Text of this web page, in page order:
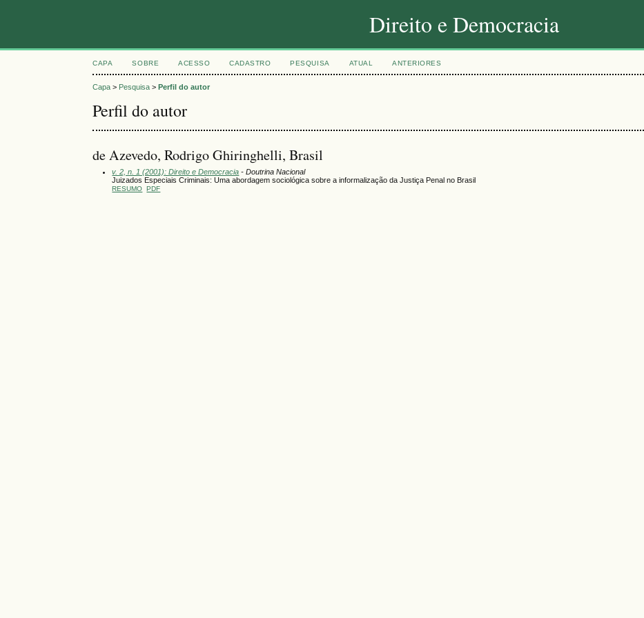
Direito e Democracia
CAPA SOBRE ACESSO CADASTRO PESQUISA ATUAL ANTERIORES
Capa > Pesquisa >Perfil do autor
Perfil do autor
de Azevedo, Rodrigo Ghiringhelli, Brasil
v. 2, n. 1 (2001): Direito e Democracia - Doutrina Nacional
Juizados Especiais Criminais: Uma abordagem sociológica sobre a informalização da Justiça Penal no Brasil
RESUMO PDF